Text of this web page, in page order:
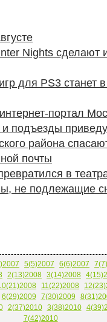
Nights сделают
для PS3 станет
портал
подъезды
района
почты
в
не подлежащие
5(5)2007 6(6)2007
2(13)2008 3(14)2008
11(22)2008
6(29)2009 7(30)2009
2(37)2010 3(38)2010
7(42)2010